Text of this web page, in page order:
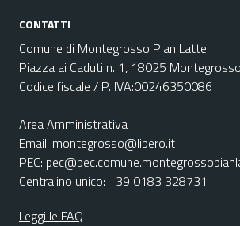
CONTATTI
Comune di Montegrosso Pian Latte
Piazza ai Caduti n. 1, 18025
Codice fiscale / P. IVA:00246350086
Area Amministrativa
Email: montegrosso@libero.it
PEC:
Centralino unico: +39 0183 328731
Leggi le FAQ